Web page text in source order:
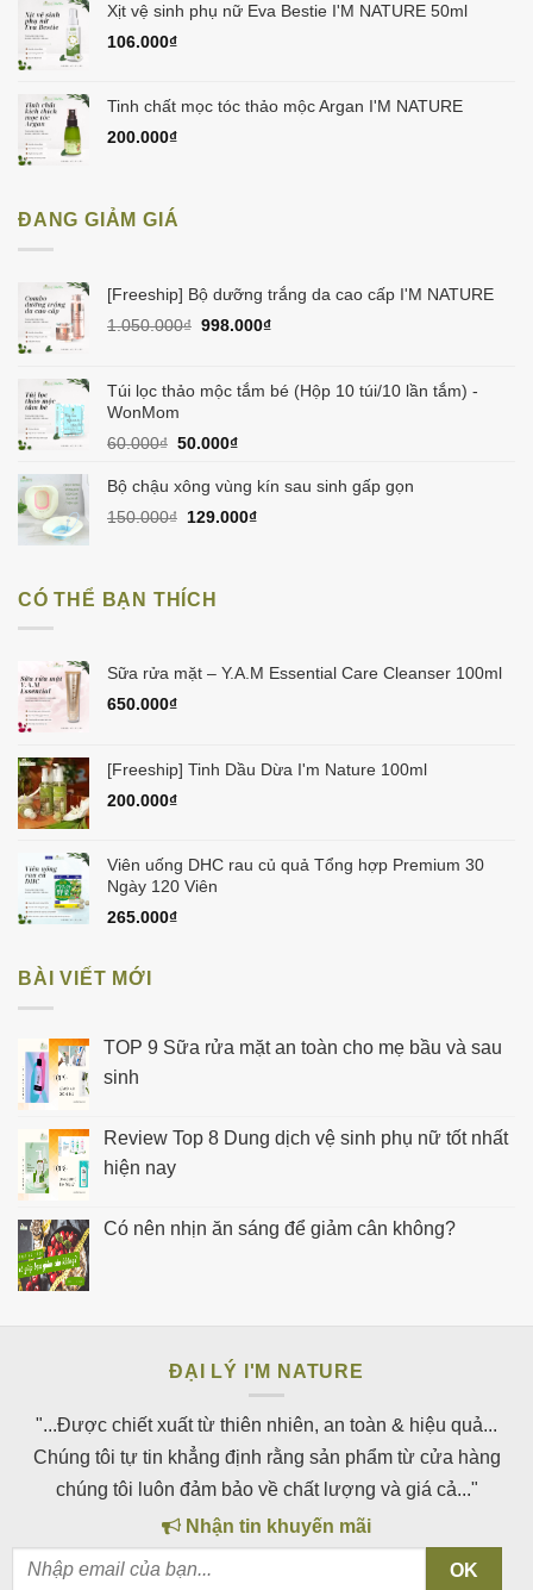
Xịt vệ sinh phụ nữ Eva Bestie I'M NATURE 50ml
106.000₫
Tinh chất mọc tóc thảo mộc Argan I'M NATURE
200.000₫
ĐANG GIẢM GIÁ
[Freeship] Bộ dưỡng trắng da cao cấp I'M NATURE
1.050.000₫ Giá
1.050.000₫.
998.000₫Giá
là:
Túi lọc thảo mộc tắm bé (Hộp 10 túi/10 lần tắm) -
WonMom
60.000₫ Giá
là:
50.000₫Giá
tại
50.000₫.
Bộ chậu xông vùng kín sau sinh gấp gọn
150.000₫ Giá
129.000₫Giá
CÓ THỂ BẠN THÍCH
Sữa rửa mặt – Y.A.M Essential Care Cleanser 100ml
650.000₫
[Freeship] Tinh Dầu Dừa I'm Nature 100ml
200.000₫
Viên uống DHC rau củ quả Tổng hợp Premium 30
Ngày 120 Viên
265.000₫
BÀI VIẾT MỚI
TOP 9 Sữa rửa mặt an toàn cho mẹ bầu và sau
sinh
Review Top 8 Dung dịch vệ sinh phụ nữ tốt nhất
hiện nay
Có nên nhịn ăn sáng để giảm cân không?
ĐẠI LÝ I'M NATURE
"...Được chiết xuất từ thiên nhiên, an toàn & hiệu quả...
Chúng tôi tự tin khẳng định rằng sản phẩm từ cửa hàng
chúng tôi luôn đảm bảo về chất lượng và giá cả..."
Nhận tin khuyến mãi